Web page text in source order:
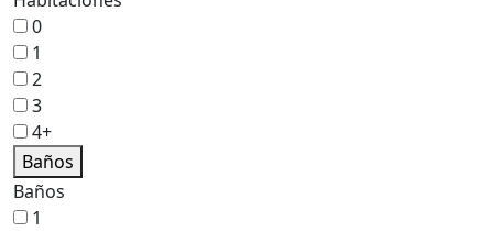
0
1
2
3
4+
Baños
Baños
1